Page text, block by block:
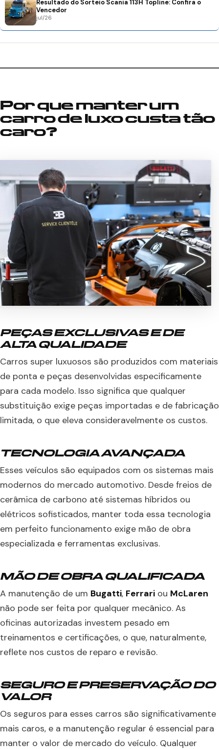
Resultado do Sorteio Scania 113H Topline: Confira o
Vencedor
jul/26
Por que manter um
carro de luxo custa tão
caro?
PEÇAS EXCLUSIVAS E DE
ALTA QUALIDADE
Carros super luxuosos são produzidos com materiais
de ponta e peças desenvolvidas especificamente
para cada modelo. Isso significa que qualquer
substituição exige peças importadas e de fabricação
limitada, o que eleva consideravelmente os custos.
TECNOLOGIA AVANÇADA
Esses veículos são equipados com os sistemas mais
modernos do mercado automotivo. Desde freios de
cerâmica de carbono até sistemas híbridos ou
elétricos sofisticados, manter toda essa tecnologia
em perfeito funcionamento exige mão de obra
especializada e ferramentas exclusivas.
MÃO DE OBRA QUALIFICADA
A manutenção de um Bugatti, Ferrari ou McLaren
não pode ser feita por qualquer mecânico. As
oficinas autorizadas investem pesado em
treinamentos e certificações, o que, naturalmente,
reflete nos custos de reparo e revisão.
SEGURO E PRESERVAÇÃO DO
VALOR
Os seguros para esses carros são significativamente
mais caros, e a manutenção regular é essencial para
manter o valor de mercado do veículo. Qualquer